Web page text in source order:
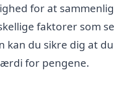
for at
faktorer som
kan du sikre dig at
for pengene.